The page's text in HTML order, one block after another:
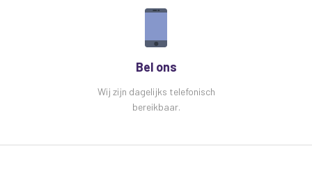
Bel ons
Wij zijn dagelijks telefonisch
bereikbaar.